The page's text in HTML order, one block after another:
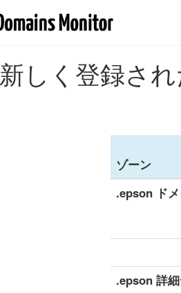
新しく登録さ
ゾーン
.epson ド
.epson 詳